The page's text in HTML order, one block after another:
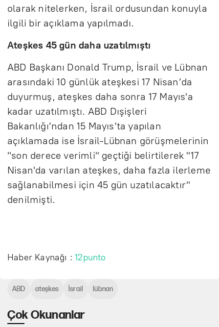
olarak nitelerken, İsrail ordusundan konuyla
ilgili bir açıklama yapılmadı.
Ateşkes 45 gün daha uzatılmıştı
ABD Başkanı Donald Trump, İsrail ve Lübnan
arasındaki 10 günlük ateşkesi 17 Nisan’da
duyurmuş, ateşkes daha sonra 17 Mayıs'a
kadar uzatılmıştı. ABD Dışişleri
Bakanlığı’ndan 15 Mayıs’ta yapılan
açıklamada ise İsrail-Lübnan görüşmelerinin
"son derece verimli" geçtiği belirtilerek "17
Nisan'da varılan ateşkes, daha fazla ilerleme
sağlanabilmesi için 45 gün uzatılacaktır"
denilmişti.
Haber Kaynağı :12punto
Çok Okunanlar
ABD ateşkes İsrail lübnan